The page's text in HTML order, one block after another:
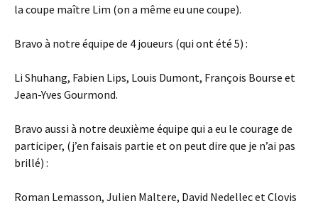
la coupe maître Lim (on a même eu une coupe).
Bravo à notre équipe de 4 joueurs (qui ont été 5) :
Li Shuhang, Fabien Lips, Louis Dumont, François Bourse et
Jean-Yves Gourmond.
Bravo aussi à notre deuxième équipe qui a eu le courage de
participer, (j’en faisais partie et on peut dire que je n’ai pas
brillé) :
Roman Lemasson, Julien Maltere, David Nedellec et Clovis